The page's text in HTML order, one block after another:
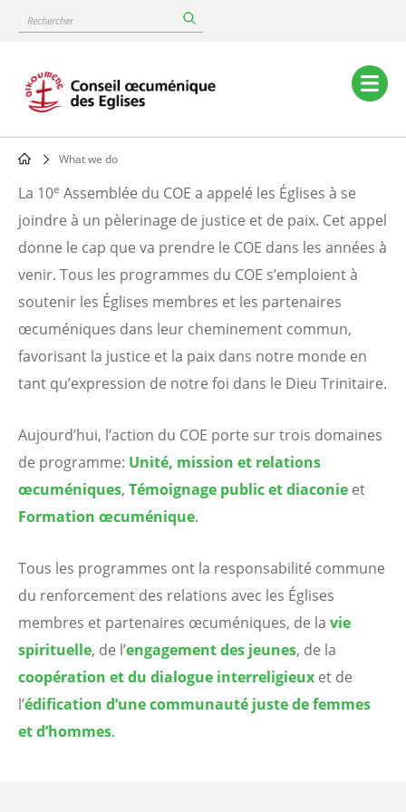
content
Rechercher
Main
navigation
Breadcrumb
What we do
Nos
activités
programmes
COE
s’emploient
soutenir
Églises
membres
et
les
partenaires
œcuméniques
dans
La 10e Assemblée du COE a appelé les Églises à se
joindre à un pèlerinage de justice et de paix. Cet appel
donne le cap que va prendre le COE dans les années à
venir. Tous les programmes du COE s’emploient à
soutenir les Églises membres et les partenaires
œcuméniques dans leur cheminement commun,
favorisant la justice et la paix dans notre monde en
tant qu’expression de notre foi dans le Dieu Trinitaire.
Aujourd’hui, l’action du COE porte sur trois domaines
de programme: Unité, mission et relations
œcuméniques, Témoignage public et diaconie et
Formation œcuménique.
Tous les programmes ont la responsabilité commune
du renforcement des relations avec les Églises
membres et partenaires œcuméniques, de la vie
spirituelle, de l’engagement des jeunes, de la
coopération et du dialogue interreligieux et de
l’édification d’une communauté juste de femmes
et d’hommes.